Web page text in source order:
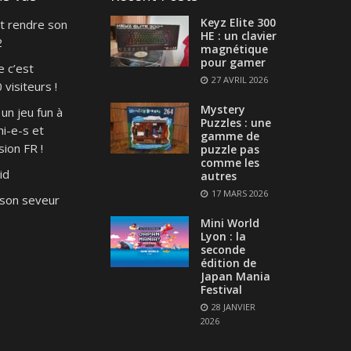
rendre son
c’est
visiteurs !
jeu fun à
e-s et
FR !
seveur
Keyz Elite 300
HE : un clavier
magnétique
pour gamer
27 AVRIL 2026
Mystery
Puzzles : une
gamme de
puzzle pas
comme les
autres
17 MARS 2026
Mini World
Lyon : la
seconde
édition de
Japan Mania
Festival
28 JANVIER
2026